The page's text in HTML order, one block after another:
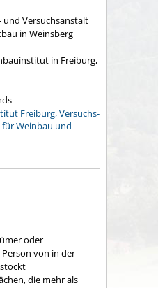
und Versuchsanstalt
in Weinsberg
in Freiburg,
Freiburg, Versuchs-
Weinbau und
oder
von in der
die mehr als